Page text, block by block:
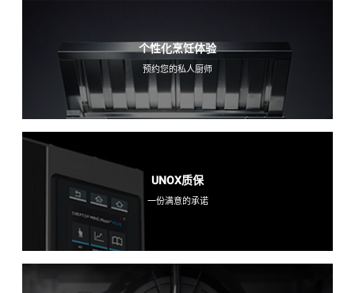
个性化烹饪体验
预约您的私人厨师
UNOX质保
一份满意的承诺